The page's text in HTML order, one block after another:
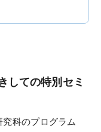
しての特別セミ
科のプログラム